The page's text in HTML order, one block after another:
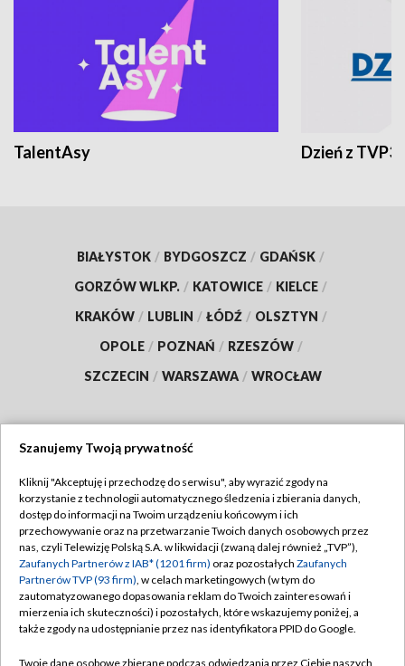
TalentAsy Dzień z TVP3
BIAŁYSTOK / BYDGOSZCZ / GDAŃSK /
GORZÓW WLKP. / KATOWICE / KIELCE /
KRAKÓW / LUBLIN / ŁÓDŹ / OLSZTYN /
OPOLE / POZNAŃ / RZESZÓW /
SZCZECIN / WARSZAWA / WROCŁAW
TVP
Abonament TVP
Emisja w TVP
Centrum informacji TVP
Naziemna Telewizja Cyfrowa
Regulamin TVP
Polityka prywatności
Moje zgody
Pomoc
Szanujemy Twoją prywatność
Kliknij "Akceptuję i przechodzę do serwisu", aby wyrazić zgody na
korzystanie z technologii automatycznego śledzenia i zbierania danych,
dostęp do informacji na Twoim urządzeniu końcowym i ich
przechowywanie oraz na przetwarzanie Twoich danych osobowych przez
nas, czyli Telewizję Polską S.A. w likwidacji (zwaną dalej również „TVP”),
Zaufanych Partnerów z IAB* (1201 firm) oraz pozostałych Zaufanych
Partnerów TVP (93 firm), w celach marketingowych (w tym do
zautomatyzowanego dopasowania reklam do Twoich zainteresowań i
mierzenia ich skuteczności) i pozostałych, które wskazujemy poniżej, a
także zgody na udostępnianie przez nas identyfikatora PPID do Google.
Twoje dane osobowe zbierane podczas odwiedzania przez Ciebie naszych